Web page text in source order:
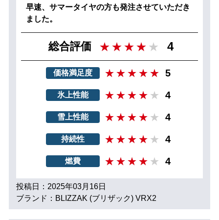
早速、サマータイヤの方も発注させていただき
ました。
総合評価 4
価格満足度 5
氷上性能 4
雪上性能 4
持続性 4
燃費 4
投稿日：2025年03月16日
ブランド：BLIZZAK (ブリザック) VRX2